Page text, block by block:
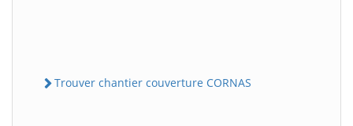
Trouver chantier couverture CORNAS